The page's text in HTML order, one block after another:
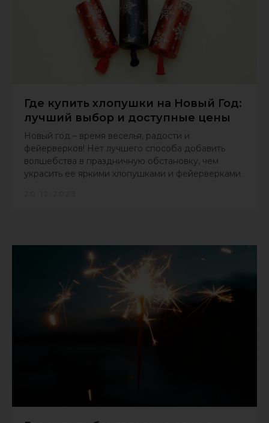
Где купить хлопушки на Новый Год:
лучший выбор и доступные цены
Новый год – время веселья, радости и
фейерверков! Нет лучшего способа добавить
волшебства в праздничную обстановку, чем
украсить ее яркими хлопушками и фейерверками.